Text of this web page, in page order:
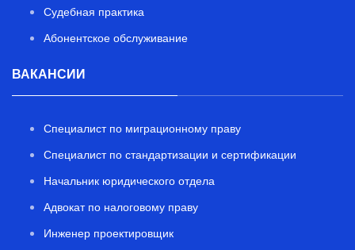
Судебная практика
Абонентское обслуживание
ВАКАНСИИ
Специалист по миграционному праву
Специалист по стандартизации и сертификации
Начальник юридического отдела
Адвокат по налоговому праву
Инженер проектировщик